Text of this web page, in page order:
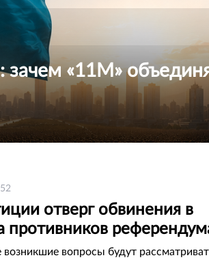
зачем «11М»
отверг обвинения в
противников
вопросы будут